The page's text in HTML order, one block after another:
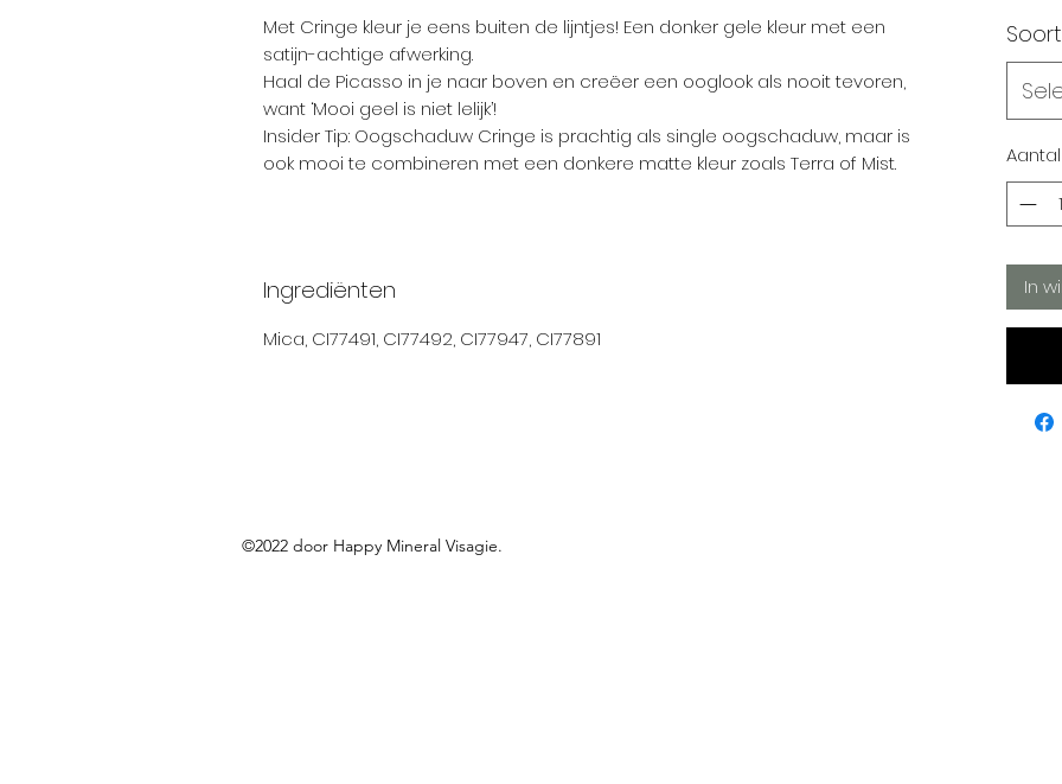
Met Cringe kleur je eens buiten de lijntjes! Een donker gele kleur met een
satijn-achtige afwerking.
Haal de Picasso in je naar boven en creëer een ooglook als nooit tevoren,
want ‘Mooi geel is niet lelijk’!
Insider Tip: Oogschaduw Cringe is prachtig als single oogschaduw, maar is
ook mooi te combineren met een donkere matte kleur zoals Terra of Mist.
Ingrediënten
Mica, CI77491, CI77492, CI77947, CI77891
Soort
Aantal
In
©2022 door Happy Mineral Visagie.